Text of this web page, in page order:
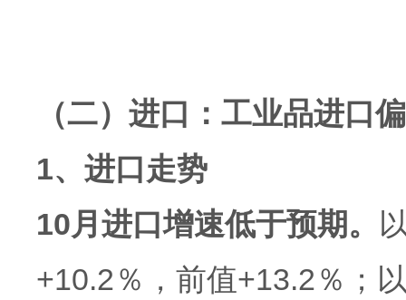
（二）进口：工业品进口
1、进口走势
10月进口增速低于预期。
+10.2％，前值+13.2％；